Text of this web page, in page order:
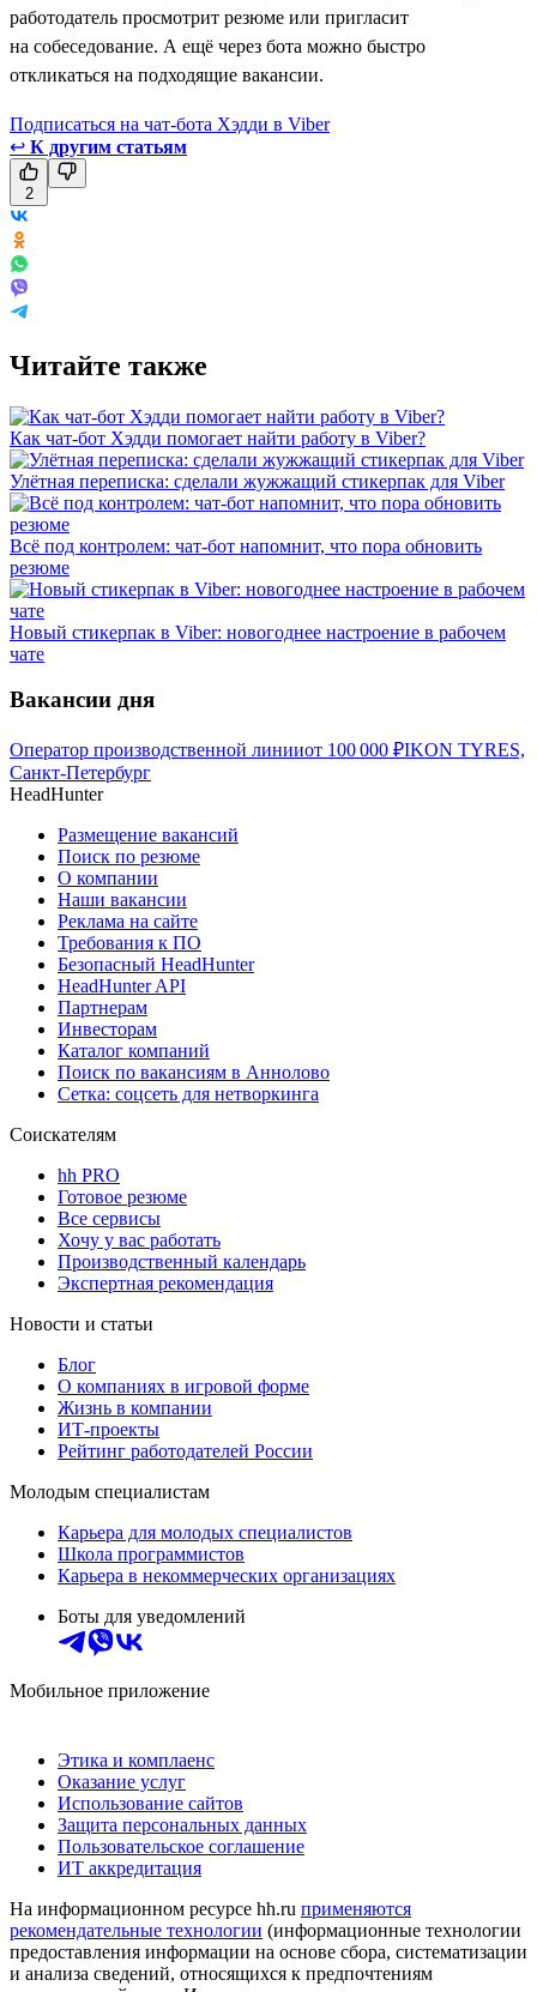
работодатель просмотрит резюме или пригласит
на собеседование. А ещё через бота можно быстро
откликаться на подходящие вакансии.
Подписаться на чат-бота Хэдди в Viber
↩ К другим статьям
2
Читайте также
Как чат-бот Хэдди помогает найти работу в Viber?
Улётная переписка: сделали жужжащий стикерпак для Viber
Всё под контролем: чат-бот напомнит, что пора обновить
резюме
Новый стикерпак в Viber: новогоднее настроение в рабочем
чате
Вакансии дня
Оператор производственной линииот 100 000 ₽IKON TYRES,
Санкт-Петербург
HeadHunter
Размещение вакансий
Поиск по резюме
О компании
Наши вакансии
Реклама на сайте
Требования к ПО
Безопасный HeadHunter
HeadHunter API
Партнерам
Инвесторам
Каталог компаний
Поиск по вакансиям в Аннолово
Сетка: соцсеть для нетворкинга
Соискателям
hh PRO
Готовое резюме
Все сервисы
Хочу у вас работать
Производственный календарь
Экспертная рекомендация
Новости и статьи
Блог
О компаниях в игровой форме
Жизнь в компании
ИТ-проекты
Рейтинг работодателей России
Молодым специалистам
Карьера для молодых специалистов
Школа программистов
Карьера в некоммерческих организациях
Боты для уведомлений
Мобильное приложение
Этика и комплаенс
Оказание услуг
Использование сайтов
Защита персональных данных
Пользовательское соглашение
ИТ аккредитация
На информационном ресурсе hh.ru применяются
рекомендательные технологии (информационные технологии
предоставления информации на основе сбора, систематизации
и анализа сведений, относящихся к предпочтениям